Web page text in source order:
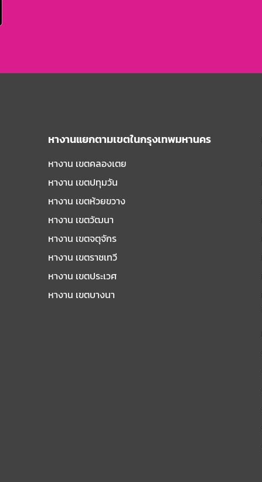
หางานแยกตามเขตในกรุงเทพมหานคร
หางาน เขตคลองเตย
หางาน เขตปทุมวัน
หางาน เขตห้วยขวาง
หางาน เขตวัฒนา
หางาน เขตจตุจักร
หางาน เขตราชเทวี
หางาน เขตประเวศ
หางาน เขตบางนา